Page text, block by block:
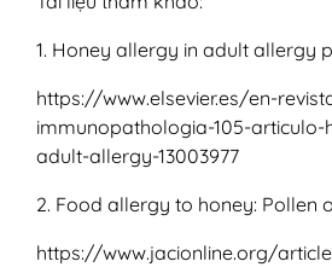
1. Honey allergy in adult allergy
https://www.elsevier.es/en-
immunopathologia-105-
adult-allergy-13003977
2. Food allergy to honey: Pollen
https://www.jacionline.org/